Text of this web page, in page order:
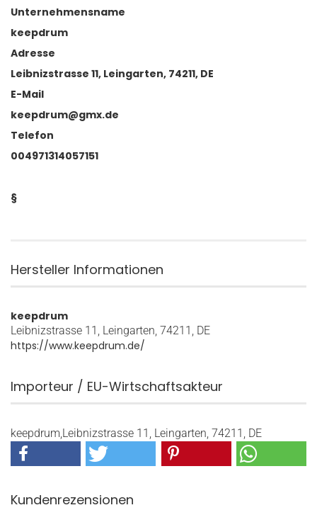
Unternehmensname
keepdrum
Adresse
Leibnizstrasse 11, Leingarten, 74211, DE
E-Mail
keepdrum@gmx.de
Telefon
004971314057151
§
Hersteller Informationen
keepdrum
Leibnizstrasse 11, Leingarten, 74211, DE
https://www.keepdrum.de/
Importeur / EU-Wirtschaftsakteur
keepdrum,Leibnizstrasse 11, Leingarten, 74211, DE
Kundenrezensionen